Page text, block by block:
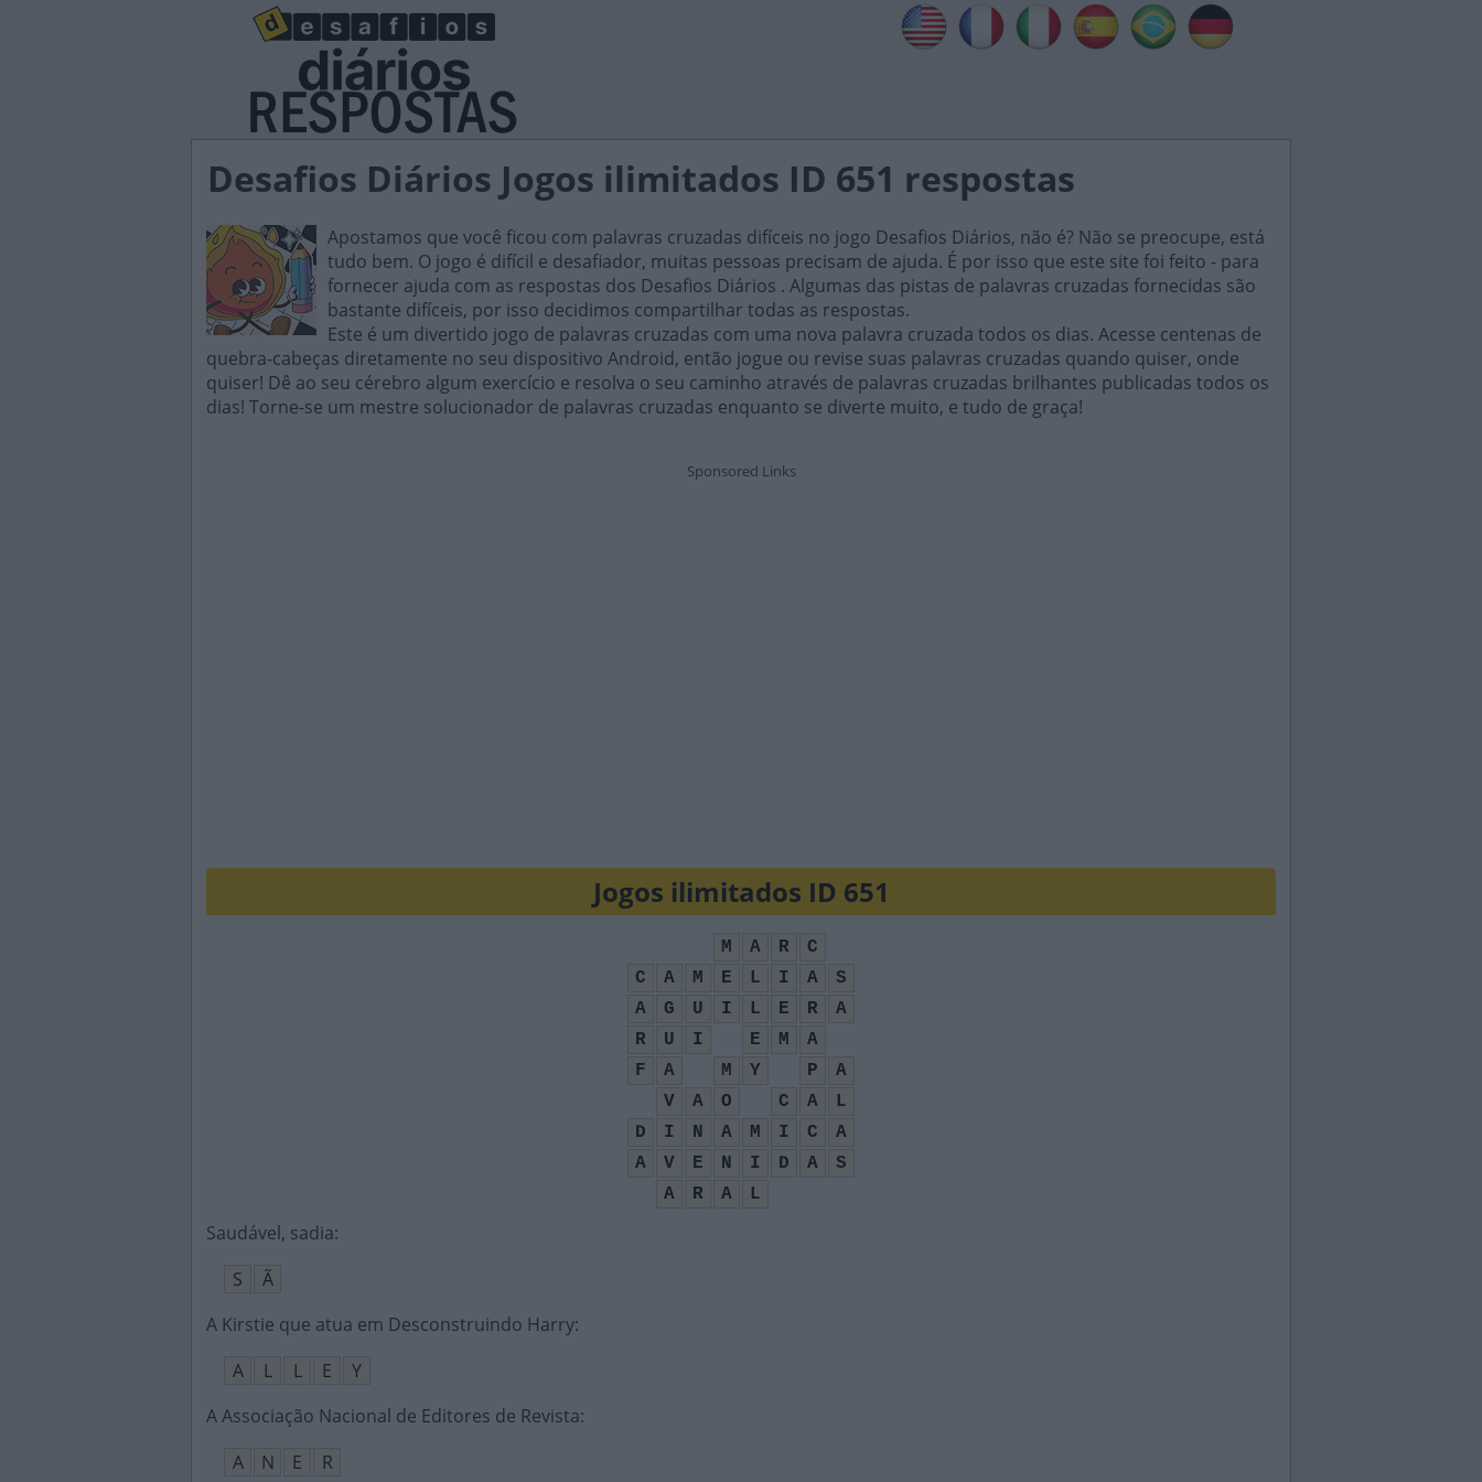
Desafios Diários Jogos ilimitados ID 651 respostas
Apostamos que você ficou com palavras cruzadas difíceis no jogo Desafios Diários, não é? Não se preocupe, está
tudo bem. O jogo é difícil e desafiador, muitas pessoas precisam de ajuda. É por isso que este site foi feito - para
fornecer ajuda com as respostas dos Desafios Diários . Algumas das pistas de palavras cruzadas fornecidas são
bastante difíceis, por isso decidimos compartilhar todas as respostas.
Este é um divertido jogo de palavras cruzadas com uma nova palavra cruzada todos os dias. Acesse centenas de
quebra-cabeças diretamente no seu dispositivo Android, então jogue ou revise suas palavras cruzadas quando quiser, onde
quiser! Dê ao seu cérebro algum exercício e resolva o seu caminho através de palavras cruzadas brilhantes publicadas todos os
dias! Torne-se um mestre solucionador de palavras cruzadas enquanto se diverte muito, e tudo de graça!
Jogos ilimitados ID 651
M A R
C
C
A M E L I A
S
A
G U I L E R
A
R
U I E M
A
F
A M Y P
A
V
A O C A
L
D
I N A M I C
A
A
V E N I D A
S
A
R A L
Saudável, sadia:
S
Ã
A Kirstie que atua em Desconstruindo Harry:
A
L L E
Y
A Associação Nacional de Editores de Revista:
A
N E
R